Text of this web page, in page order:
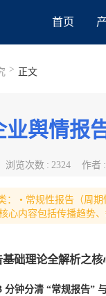
首页
> 正文
业舆情报
浏览次数 : 2324 作者 :
： • 常规性报告（周
心内容包括传播趋势
础理论全解析之核
分钟分清 “常规报告”